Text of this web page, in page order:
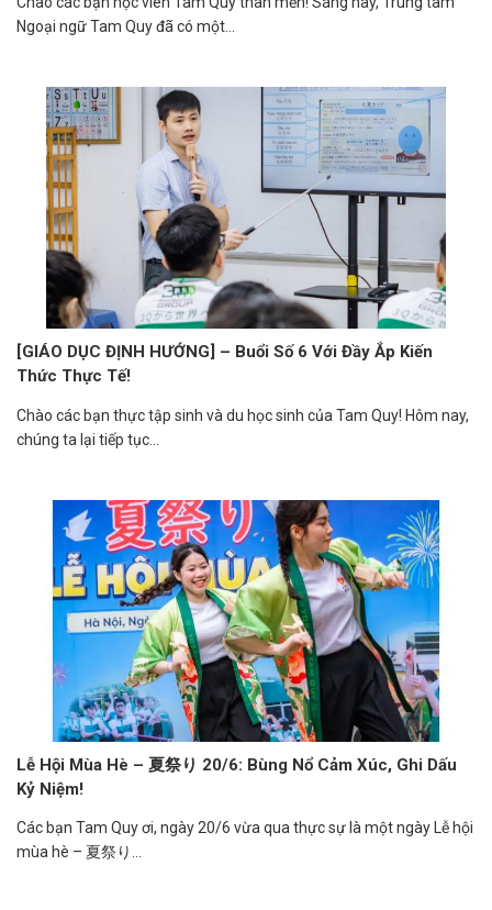
Ngoại ngữ Tam Quy đã có một...
[GIÁO DỤC ĐỊNH HƯỚNG] – Buổi Số 6 Với Đầy Ắp Kiến
Thức Thực Tế!
Chào các bạn thực tập sinh và du học sinh của Tam Quy! Hôm nay,
chúng ta lại tiếp tục...
Lễ Hội Mùa Hè – 夏祭り 20/6: Bùng Nổ Cảm Xúc, Ghi Dấu
Kỷ Niệm!
Các bạn Tam Quy ơi, ngày 20/6 vừa qua thực sự là một ngày Lễ hội
mùa hè – 夏祭り...